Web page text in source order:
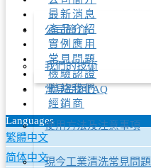
公司簡介
我們的技術
最新消息
產品介紹
實例應用
常見問題
常見問題FAQ
使用方法及注意事項
現今工業清洗常見問題
檢驗認證
聯絡我們
經銷商
Languages
繁體中文
简体中文